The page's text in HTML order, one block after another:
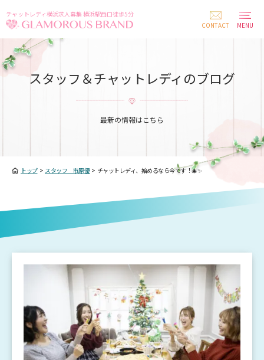
チャットレディ横浜求人募集 横浜駅西口徒歩5分
CONTACT
MENU
スタッフ＆チャットレディのブログ
最新の情報はこちら
トップ> スタッフ 市原優> チャットレディ、始めるなら今です！🎄✨